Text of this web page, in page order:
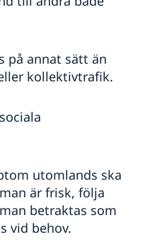
på annat sätt än
kollektivtrafik.
utomlands ska
är frisk, följa
betraktas som
vid behov.